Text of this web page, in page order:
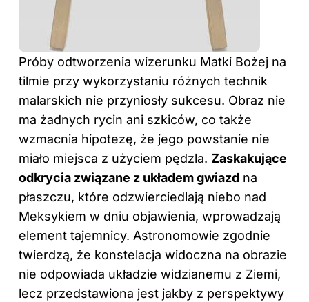
Próby odtworzenia wizerunku Matki Bożej na
tilmie przy wykorzystaniu różnych technik
malarskich nie przyniosły sukcesu. Obraz nie
ma żadnych rycin ani szkiców, co także
wzmacnia hipotezę, że jego powstanie nie
miało miejsca z użyciem pędzla. Zaskakujące
odkrycia związane z układem gwiazd na
płaszczu, które odzwierciedlają niebo nad
Meksykiem w dniu objawienia, wprowadzają
element tajemnicy. Astronomowie zgodnie
twierdzą, że konstelacja widoczna na obrazie
nie odpowiada układzie widzianemu z Ziemi,
lecz przedstawiona jest jakby z perspektywy